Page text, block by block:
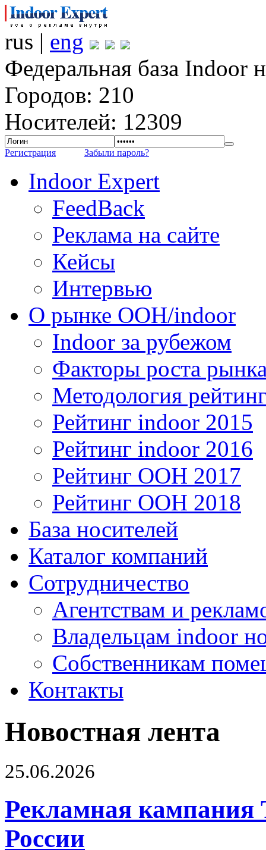
rus | eng
Федеральная база Indoor
Городов: 210
Носителей: 12309
Регистрация Забыли пароль?
Indoor Expert
FeedBack
Реклама на сайте
Кейсы
Интервью
О рынке OOH/indoor
Indoor за рубежом
Факторы роста
Методология
Рейтинг indoor 2015
Рейтинг indoor 2016
Рейтинг OOH 2017
Рейтинг OOH 2018
База носителей
Каталог компаний
Сотрудничество
Агентствам и
Владельцам indoor
Собственникам
Контакты
Новостная лента
25.06.2026
Рекламная кампания
России